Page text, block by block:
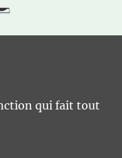
qui fait tout